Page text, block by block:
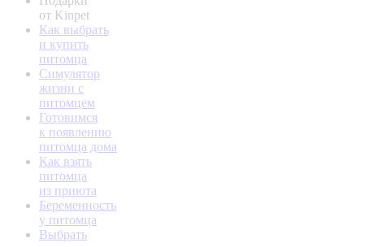
от Kinpet
Как выбрать
и купить
питомца
Симулятор
жизни с
питомцем
Готовимся
к появлению
питомца дома
Как взять
питомца
из приюта
Беременность
у питомца
Выбрать